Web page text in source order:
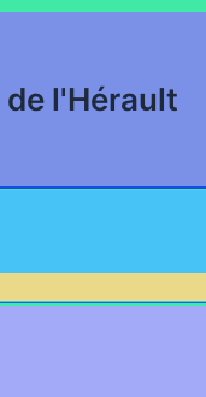
l'Hérault